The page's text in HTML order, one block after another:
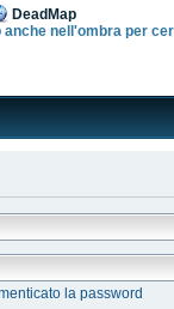
DeadMap
anche nell'ombra per
la password